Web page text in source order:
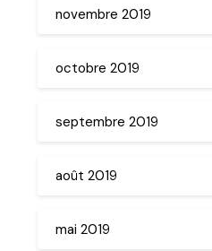
novembre 2019
octobre 2019
septembre 2019
août 2019
mai 2019